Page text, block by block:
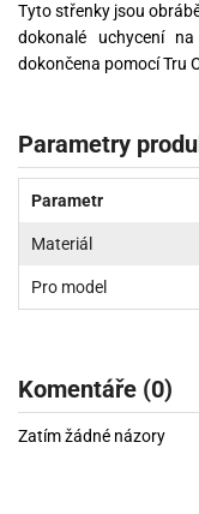
Tyto střenky jsou
dokonalé uchycení
dokončena pomocí Tru
Parametry
Parametr
Materiál
Pro model
Komentáře (0)
Zatím žádné názory